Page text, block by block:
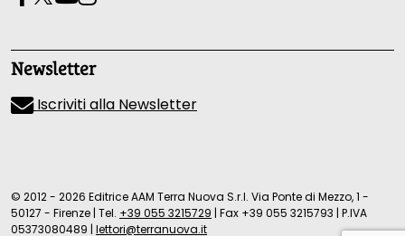
Newsletter
Iscriviti alla Newsletter
© 2012 - 2026 Editrice AAM Terra Nuova S.r.l. Via Ponte di Mezzo, 1 -
50127 - Firenze | Tel. +39 055 3215729 | Fax +39 055 3215793 | P.IVA
05373080489 | lettori@terranuova.it